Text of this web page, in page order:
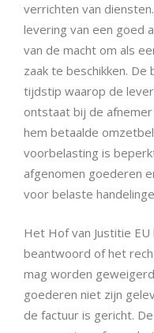
verrichten van
levering van een goed
van de macht om als
zaak te beschikken.
tijdstip waarop de
ontstaat bij de
hem betaalde
voorbelasting is
afgenomen goederen
voor belaste
Het Hof van Justitie
beantwoord of het
mag worden
goederen niet zijn
de factuur is gericht.